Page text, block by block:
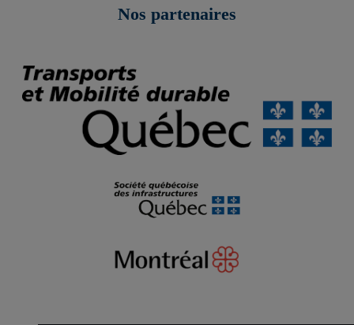
Nos partenaires